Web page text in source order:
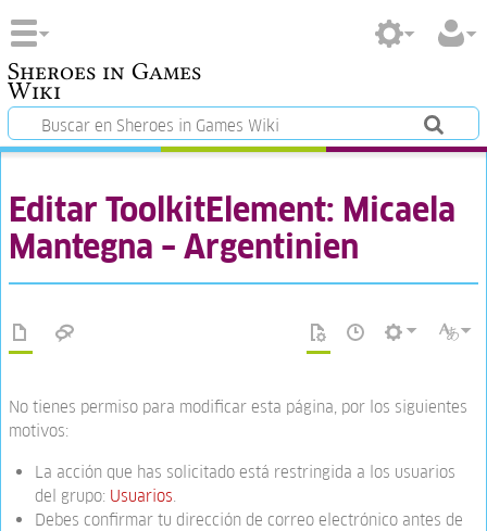
Sheroes in Games
Wiki
Editar ToolkitElement: Micaela
Mantegna – Argentinien
No tienes permiso para modificar esta página, por los siguientes
motivos:
La acción que has solicitado está restringida a los usuarios
del grupo: Usuarios
Debes confirmar tu dirección de correo electrónico antes de